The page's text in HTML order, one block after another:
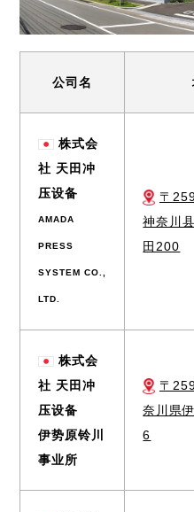
公司名
株式会
社 天田冲
压设备
AMADA
PRESS
SYSTEM CO.,
LTD.
〒
神奈川
田200
株式会
社 天田冲
压设备
伊势原铃川
事业所
〒
奈川県
6